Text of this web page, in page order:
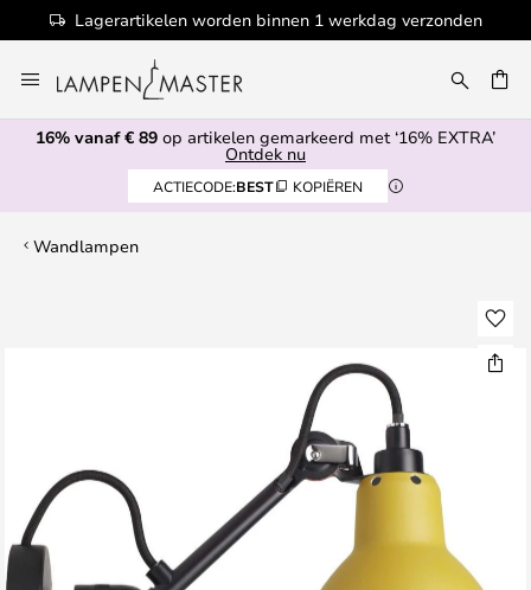
Lagerartikelen worden binnen 1 werkdag verzonden
naar
de
inhoud
16% vanaf € 89 op artikelen gemarkeerd met ‘16% EXTRA’
Ontdek nu
ACTIECODE:BEST KOPIËREN
Wandlampen
afbeeldingen-
gallerij